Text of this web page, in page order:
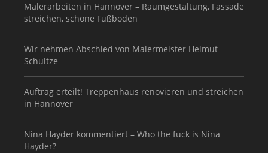
Malerarbeiten in Hannover – Raumgestaltung, Fassade
streichen, schöne Fußböden
Wir nehmen Abschied von Malermeister Helmut
Schultze
Auftrag erteilt! Treppenhaus renovieren und streichen
in Hannover
Nina Hayder kommentiert – Who the fuck is Nina
Hayder?